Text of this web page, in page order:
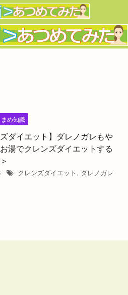
め知識
ズダイエット】ダレノガレもや
湯でクレンズダイエットする
クレンズダイエット , ダレノガレ